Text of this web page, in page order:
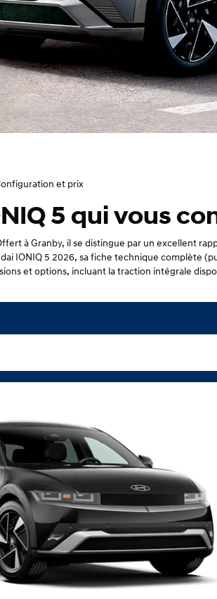
et prix
5 qui vous
à Granby, il se distingue par un excellent
IONIQ 5 2026, sa fiche technique complète
et options, incluant la traction intégrale